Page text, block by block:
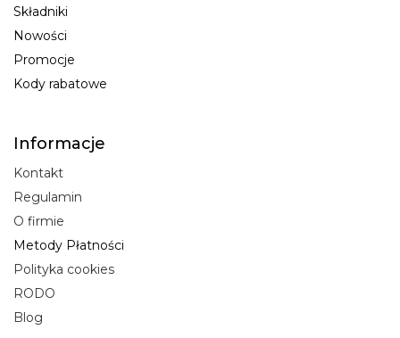
Składniki
Nowości
Promocje
Kody rabatowe
Informacje
Kontakt
Regulamin
O firmie
Metody Płatności
Polityka cookies
RODO
Blog